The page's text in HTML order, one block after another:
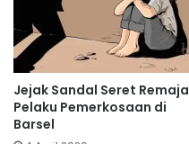
Jejak Sandal Seret Remaja
Pelaku Pemerkosaan di
Barsel